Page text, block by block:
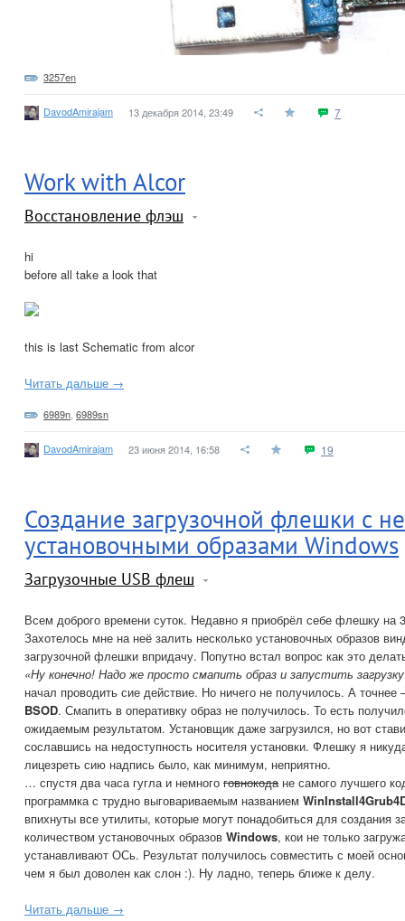
3257en
DavodAmirajam 13 декабря 2014, 23:49 7
Work with Alcor
Восстановление флэш
hi
before all take a look that
this is last Schematic from alcor
Читать дальше →
6989n 6989sn
DavodAmirajam 23 июня 2014, 16:58 19
Создание загрузочной флешки с
установочными образами Windows
Загрузочные USB флеш
Всем доброго времени суток. Недавно я приобрёл себе флешку на
Захотелось мне на неё залить несколько установочных образов
загрузочной флешки впридачу. Попутно встал вопрос как это
«Ну конечно! Надо же просто смапить образ и запустить
начал проводить сие действие. Но ничего не получилось. А
BSOD. Смапить в оперативку образ не получилось. То есть
ожидаемым результатом. Установщик даже загрузился, но вот
сославшись на недоступность носителя установки. Флешку я
лицезреть сию надпись было, как минимум, неприятно.
… спустя два часа гугла и немного говнокодане самого лучшего
программка с трудно выговариваемым названием
впихнуты все утилиты, которые могут понадобиться для создания
количеством установочных образов Windows, кои не только
устанавливают ОСь. Результат получилось совместить с моей
чем я был доволен как слон :). Ну ладно, теперь ближе к делу.
Читать дальше →